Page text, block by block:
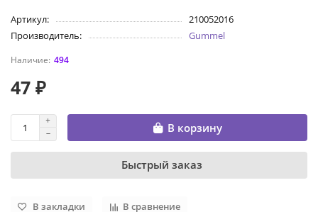
Артикул:
210052016
Производитель:
Gummel
494
47 ₽
В корзину
Быстрый заказ
В закладки В сравнение